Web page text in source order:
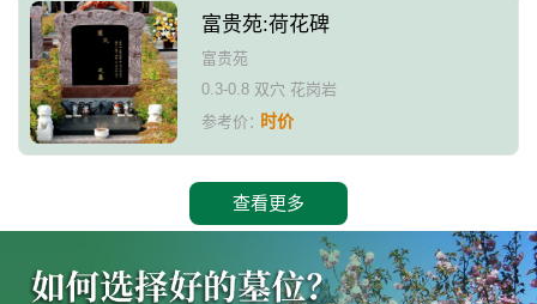
富贵苑:荷花碑
富贵苑
0.3-0.8 双穴 花岗岩
参考价：时价
查看更多